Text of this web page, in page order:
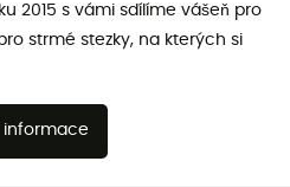
2015 s vámi sdílíme vášeň pro
strmé stezky, na kterých si
informace